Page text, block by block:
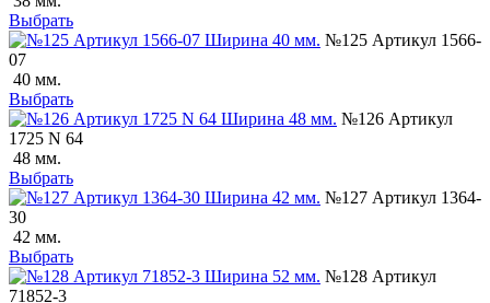
Выбрать
№125 Артикул 1566-
07
40 мм.
Выбрать
№126 Артикул
1725 N 64
48 мм.
Выбрать
№127 Артикул 1364-
30
42 мм.
Выбрать
№128 Артикул
71852-3